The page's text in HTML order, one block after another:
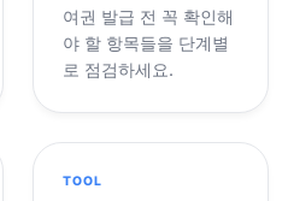
여권 발급 전 꼭 확인해
야 할 항목들을 단계별
로 점검하세요.
TOOL